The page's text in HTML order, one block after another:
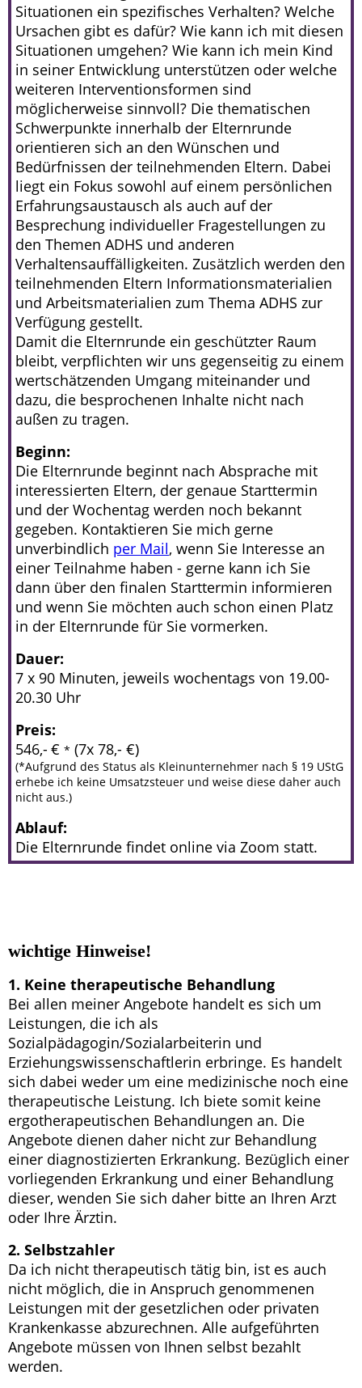
Situationen ein spezifisches Verhalten? Welche
Ursachen gibt es dafür? Wie kann ich mit diesen
Situationen umgehen? Wie kann ich mein Kind
in seiner Entwicklung unterstützen oder welche
weiteren Interventionsformen sind
möglicherweise sinnvoll? Die thematischen
Schwerpunkte innerhalb der Elternrunde
orientieren sich an den Wünschen und
Bedürfnissen der teilnehmenden Eltern. Dabei
liegt ein Fokus sowohl auf einem persönlichen
Erfahrungsaustausch als auch auf der
Besprechung individueller Fragestellungen zu
den Themen ADHS und anderen
Verhaltensauffälligkeiten. Zusätzlich werden den
teilnehmenden Eltern Informationsmaterialien
und Arbeitsmaterialien zum Thema ADHS zur
Verfügung gestellt.
Damit die Elternrunde ein geschützter Raum
bleibt, verpflichten wir uns gegenseitig zu einem
wertschätzenden Umgang miteinander und
dazu, die besprochenen Inhalte nicht nach
außen zu tragen.
Beginn:
Die Elternrunde beginnt nach Absprache mit
interessierten Eltern, der genaue Starttermin
und der Wochentag werden noch bekannt
gegeben. Kontaktieren Sie mich gerne
unverbindlich per Mail, wenn Sie Interesse an
einer Teilnahme haben - gerne kann ich Sie
dann über den finalen Starttermin informieren
und wenn Sie möchten auch schon einen Platz
in der Elternrunde für Sie vormerken.
Dauer:
7 x 90 Minuten, jeweils wochentags von 19.00-
20.30 Uhr
Preis:
546,- € * (7x 78,- €)
(*Aufgrund des Status als Kleinunternehmer nach § 19 UStG
erhebe ich keine Umsatzsteuer und weise diese daher auch
nicht aus.)
Ablauf:
Die Elternrunde findet online via Zoom statt.
wichtige Hinweise!
1. Keine therapeutische Behandlung
Bei allen meiner Angebote handelt es sich um
Leistungen, die ich als
Sozialpädagogin/Sozialarbeiterin und
Erziehungswissenschaftlerin erbringe. Es handelt
sich dabei weder um eine medizinische noch eine
therapeutische Leistung. Ich biete somit keine
ergotherapeutischen Behandlungen an. Die
Angebote dienen daher nicht zur Behandlung
einer diagnostizierten Erkrankung. Bezüglich einer
vorliegenden Erkrankung und einer Behandlung
dieser, wenden Sie sich daher bitte an Ihren Arzt
oder Ihre Ärztin.
2. Selbstzahler
Da ich nicht therapeutisch tätig bin, ist es auch
nicht möglich, die in Anspruch genommenen
Leistungen mit der gesetzlichen oder privaten
Krankenkasse abzurechnen. Alle aufgeführten
Angebote müssen von Ihnen selbst bezahlt
werden.